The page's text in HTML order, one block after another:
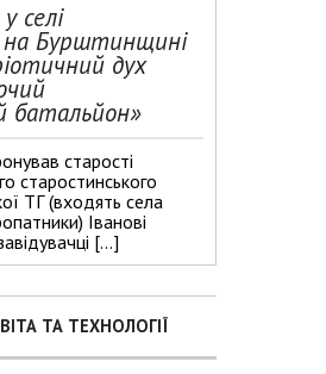
селі
на Бурштинщині
дух
батальйон»
старості
старостинського
ТГ (входять села
Іванові
[…]
ТА ТЕХНОЛОГІЇ